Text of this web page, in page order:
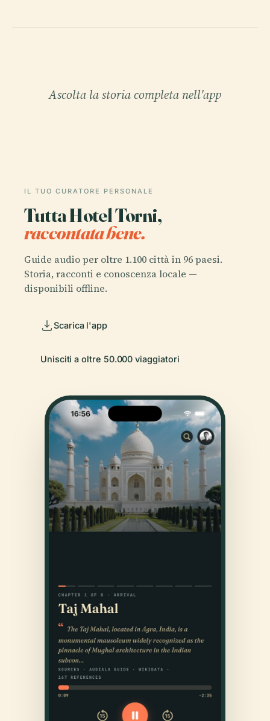
Ascolta la storia completa nell'app
IL TUO CURATORE PERSONALE
Tutta Hotel Torni,
raccontata bene.
Guide audio per oltre 1.100 città in 96 paesi.
Storia, racconti e conoscenza locale —
disponibili offline.
Scarica l'app
Unisciti a oltre 50.000 viaggiatori